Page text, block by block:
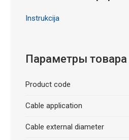
Instrukcija
Параметры
Product code
Cable application
Cable external diameter